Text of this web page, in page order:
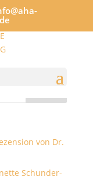
von Dr.
Schunder-